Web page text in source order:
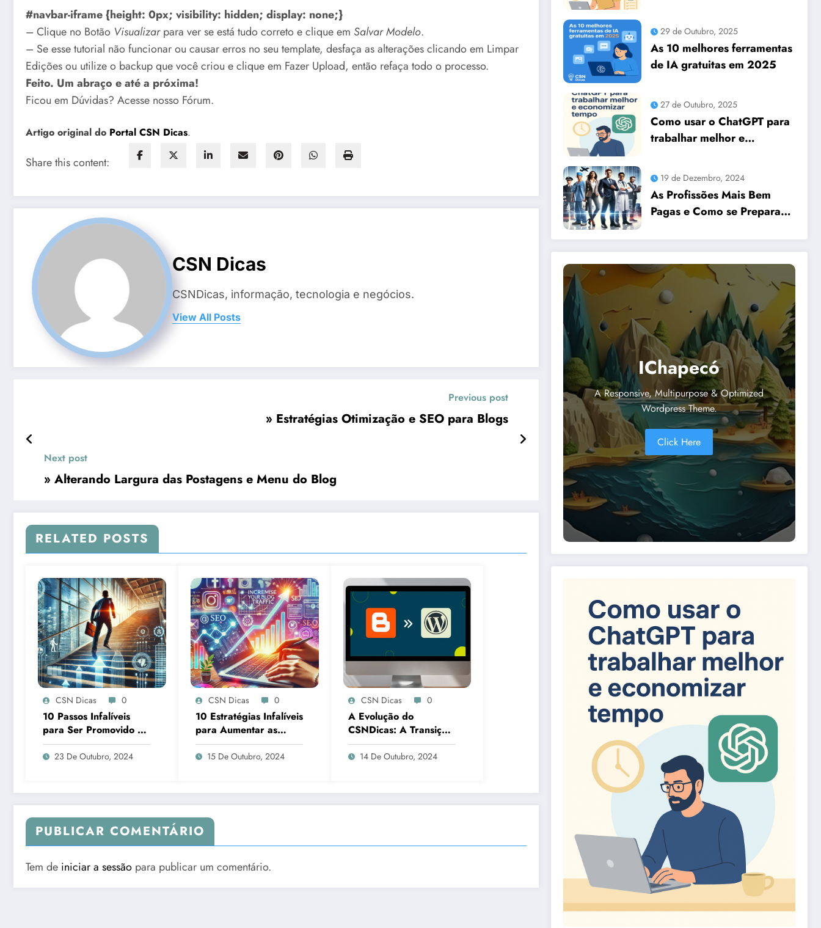
#navbar-iframe {height: 0px; visibility: hidden; display: none;}
– Clique no Botão Visualizarpara ver se está tudo correto e clique em Salvar Modelo.
– Se esse tutorial não funcionar ou causar erros no seu template, desfaça as alterações clicando em Limpar
Edições ou utilize o backup que você criou e clique em Fazer Upload, então refaça todo o processo.
Feito. Um abraço e até a próxima!
Ficou em Dúvidas? Acesse nosso Fórum.
Artigo original do Portal CSN Dicas.
Share this content:
CSN Dicas
CSNDicas, informação, tecnologia e negócios.
View All Posts
Previous post
» Estratégias Otimização e SEO para Blogs
Next post
» Alterando Largura das Postagens e Menu do Blog
RELATED POSTS
CSN Dicas 0
10 Passos Infalíveis
para Ser Promovido no
Seu Emprego e
Alcançar o Sucesso
23 De Outubro, 2024
CSN Dicas 0
10 Estratégias Infalíveis
para Aumentar as
Visitas ao Seu Blog em
202415 De Outubro, 2024
CSN Dicas 0
A Evolução do
CSNDicas: A Transição
do Blogger para o
WordPress
14 De Outubro, 2024
PUBLICAR COMENTÁRIO
Tem de iniciar a sessão para publicar um comentário.
29 de Outubro, 2025
As 10 melhores ferramentas
de IA gratuitas em 2025
27 de Outubro, 2025
Como usar o ChatGPT para
trabalhar melhor e
19 de Dezembro, 2024
As Profissões Mais Bem
Pagas e Como se Preparar
Essenciais
IChapecó
A Responsive, Multipurpose & Optimized
Wordpress Theme.
Click Here